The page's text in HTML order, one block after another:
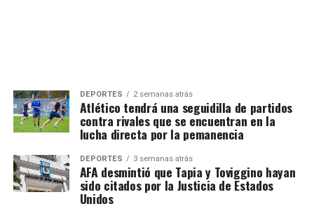
DEPORTES 2 semanas atrás
Atlético tendrá una seguidilla de partidos
contra rivales que se encuentran en la
lucha directa por la pemanencia
DEPORTES 3 semanas atrás
AFA desmintió que Tapia y Toviggino hayan
sido citados por la Justicia de Estados
Unidos